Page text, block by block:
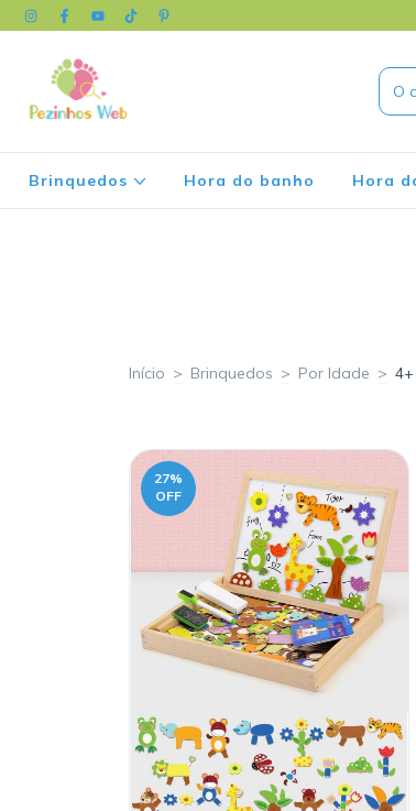
Brinquedos Hora do banho Hora
Início > Brinquedos > Por Idade >
27%
OFF